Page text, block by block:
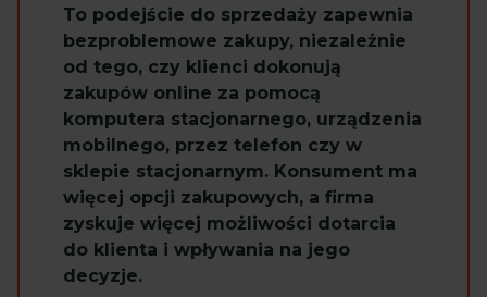
To podejście do sprzedaży zapewnia
bezproblemowe zakupy, niezależnie
od tego, czy klienci dokonują
zakupów online za pomocą
komputera stacjonarnego, urządzenia
mobilnego, przez telefon czy w
sklepie stacjonarnym. Konsument ma
więcej opcji zakupowych, a firma
zyskuje więcej możliwości dotarcia
do klienta i wpływania na jego
decyzje.